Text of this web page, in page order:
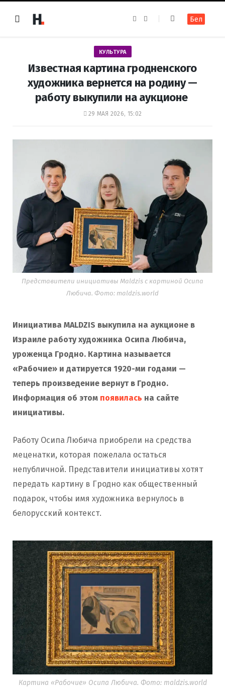
e
k
t
a
m
Бел
КУЛЬТУРА
Известная картина гродненского
художника вернется на родину —
работу выкупили на аукционе
29 МАЯ 2026, 15:02
Представители инициативы Maldzis с картиной Осипа
Любича. Фото: maldzis.world
Инициатива MALDZIS выкупила на аукционе в
Израиле работу художника Осипа Любича,
уроженца Гродно. Картина называется
«Рабочие» и датируется 1920-ми годами —
теперь произведение вернут в Гродно.
Информация об этом появилась на сайте
инициативы.
Работу Осипа Любича приобрели на средства
меценатки, которая пожелала остаться
непубличной. Представители инициативы хотят
передать картину в Гродно как общественный
подарок, чтобы имя художника вернулось в
белорусский контекст.
Картина «Рабочие» Осипа Любича. Фото: maldzis.world